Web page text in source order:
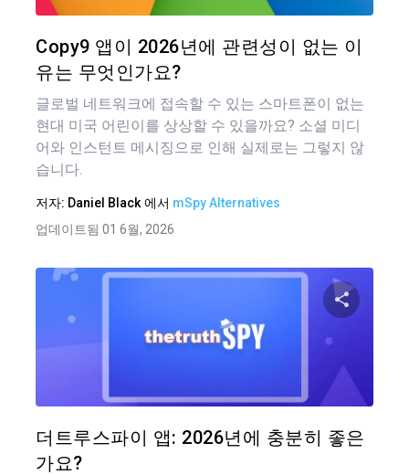
Copy9 앱이 2026년에 관련성이 없는 이
유는 무엇인가요?
글로벌 네트워크에 접속할 수 있는 스마트폰이 없는
현대 미국 어린이를 상상할 수 있을까요? 소셜 미디
어와 인스턴트 메시징으로 인해 실제로는 그렇지 않
습니다.
저자: Daniel Black 에서 mSpy Alternatives
업데이트됨 01 6월, 2026
더트루스파이 앱: 2026년에 충분히 좋은
가요?